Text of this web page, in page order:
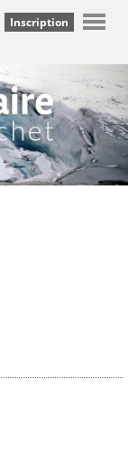
Inscription